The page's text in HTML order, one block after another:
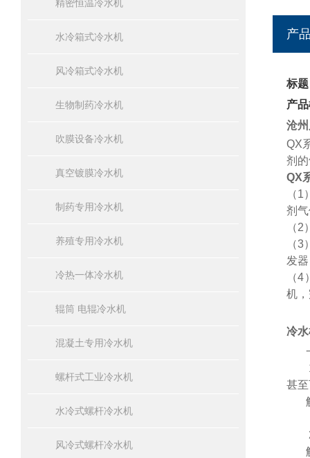
精密恒温冷水机
水冷箱式冷水机
风冷箱式冷水机
生物制药冷水机
吹膜设备冷水机
真空镀膜冷水机
制药专用冷水机
养殖专用冷水机
冷热一体冷水机
辊筒 电辊冷水机
混凝土专用冷水机
螺杆式工业冷水机
水冷式螺杆冷水机
风冷式螺杆冷水机
产
标
产
沧
QX
剂
QX
（1
剂
（2
（3
发器
（4
机
冷
1
甚
2